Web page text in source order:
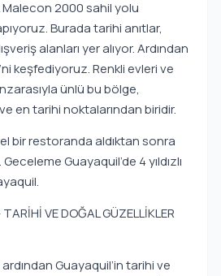
Malecon 2000 sahil yolu
Burada tarihi anıtlar,
alanları yer alıyor. Ardından
keşfediyoruz. Renkli evleri ve
ünlü bu bölge,
en tarihi noktalarından biridir.
bir restoranda aldıktan sonra
Guayaquil’de 4 yıldızlı
TARİHİ VE DOĞAL GÜZELLİKLER
Guayaquil’in tarihi ve